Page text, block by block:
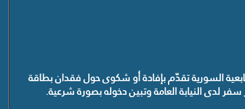
السورية تقدّم بإفادة أو شكوى حول فقدان بطاقة
سفر لدى النيابة العامة وتبين دخوله بصورة شرعية.